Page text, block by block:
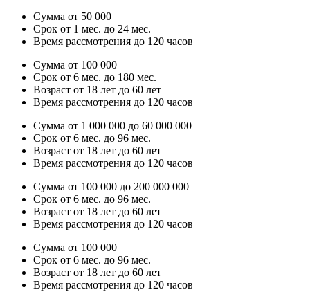
Сумма от 50 000
Срок от 1 мес. до 24 мес.
Время рассмотрения до 120 часов
Сумма от 100 000
Срок от 6 мес. до 180 мес.
Возраст от 18 лет до 60 лет
Время рассмотрения до 120 часов
Сумма от 1 000 000 до 60 000 000
Срок от 6 мес. до 96 мес.
Возраст от 18 лет до 60 лет
Время рассмотрения до 120 часов
Сумма от 100 000 до 200 000 000
Срок от 6 мес. до 96 мес.
Возраст от 18 лет до 60 лет
Время рассмотрения до 120 часов
Сумма от 100 000
Срок от 6 мес. до 96 мес.
Возраст от 18 лет до 60 лет
Время рассмотрения до 120 часов